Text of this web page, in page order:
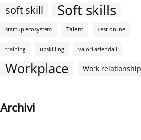
soft skill Soft skills
startup ecosystem Talent Test online
training upskilling valori aziendali
Workplace Work relationship
Archivi